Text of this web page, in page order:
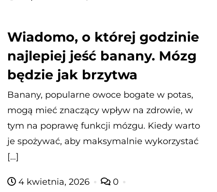
Wiadomo, o której godzinie
najlepiej jeść banany. Mózg
będzie jak brzytwa
Banany, popularne owoce bogate w potas,
mogą mieć znaczący wpływ na zdrowie, w
tym na poprawę funkcji mózgu. Kiedy warto
je spożywać, aby maksymalnie wykorzystać
[…]
4 kwietnia, 2026 0